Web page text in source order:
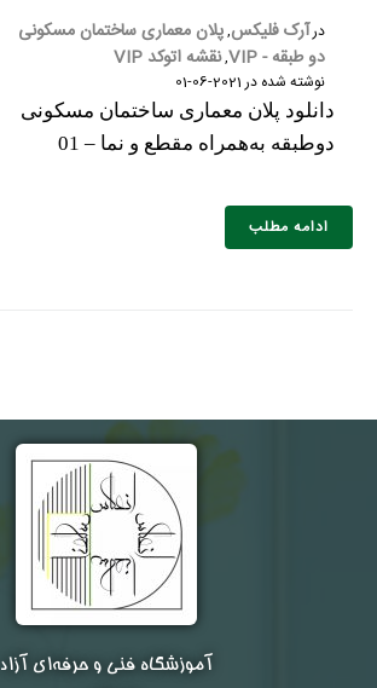
درآرک فلیکس,پلان معماری ساختمان مسکونی
دو طبقه - VIP
,نقشه اتوکد VIP
نوشته شده در2021-06-01
دانلود پلان معماری ساختمان مسکونی
دوطبقه به‌همراه مقطع و نما – 01
ادامه مطلب
آموزشگاه فنی و حرفه‌ای آزاد